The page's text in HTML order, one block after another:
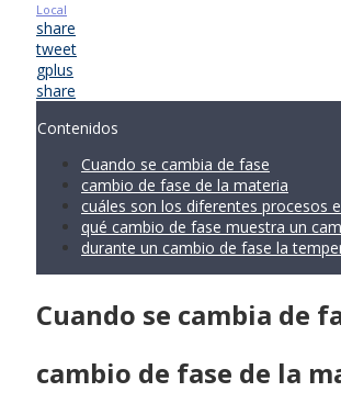
Local
share
tweet
gplus
share
Contenidos
Cuando se cambia de fase
cambio de fase de la materia
cuáles son los diferentes procesos
qué cambio de fase muestra un
durante un cambio de fase la
Cuando se cambia de
cambio de fase de la